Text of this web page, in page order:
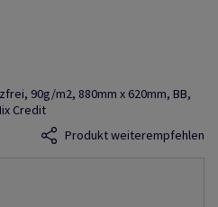
90g/m2, 880mm x 620mm, BB,
Credit
Produkt weiterempfehlen